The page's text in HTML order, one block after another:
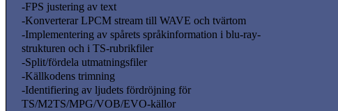
-FPS justering av text
-Konverterar LPCM stream till WAVE och tvärtom
-Implementering av spårets språkinformation i blu-ray-
strukturen och i TS-rubrikfiler
-Split/fördela utmatningsfiler
-Källkodens trimning
-Identifiering av ljudets fördröjning för
TS/M2TS/MPG/VOB/EVO-källor